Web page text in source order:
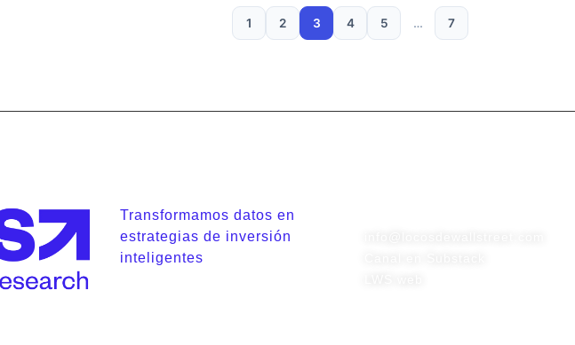
1 2 3 4 5 … 7
Transformamos datos en
estrategias de inversión
inteligentes